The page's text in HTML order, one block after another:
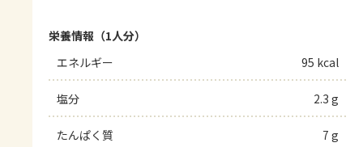
栄養情報（1人分）
エネルギー
95 kcal
塩分 2.3 g
たんぱく質 7 g